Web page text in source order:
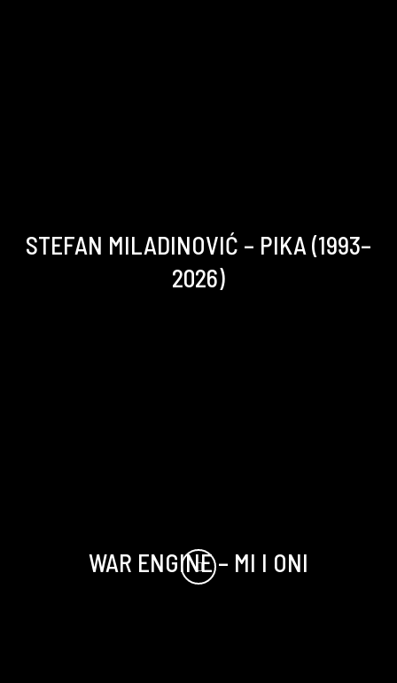
STEFAN MILADINOVIĆ – PIKA (1993–
2026)
WAR ENGINE – MI I ONI